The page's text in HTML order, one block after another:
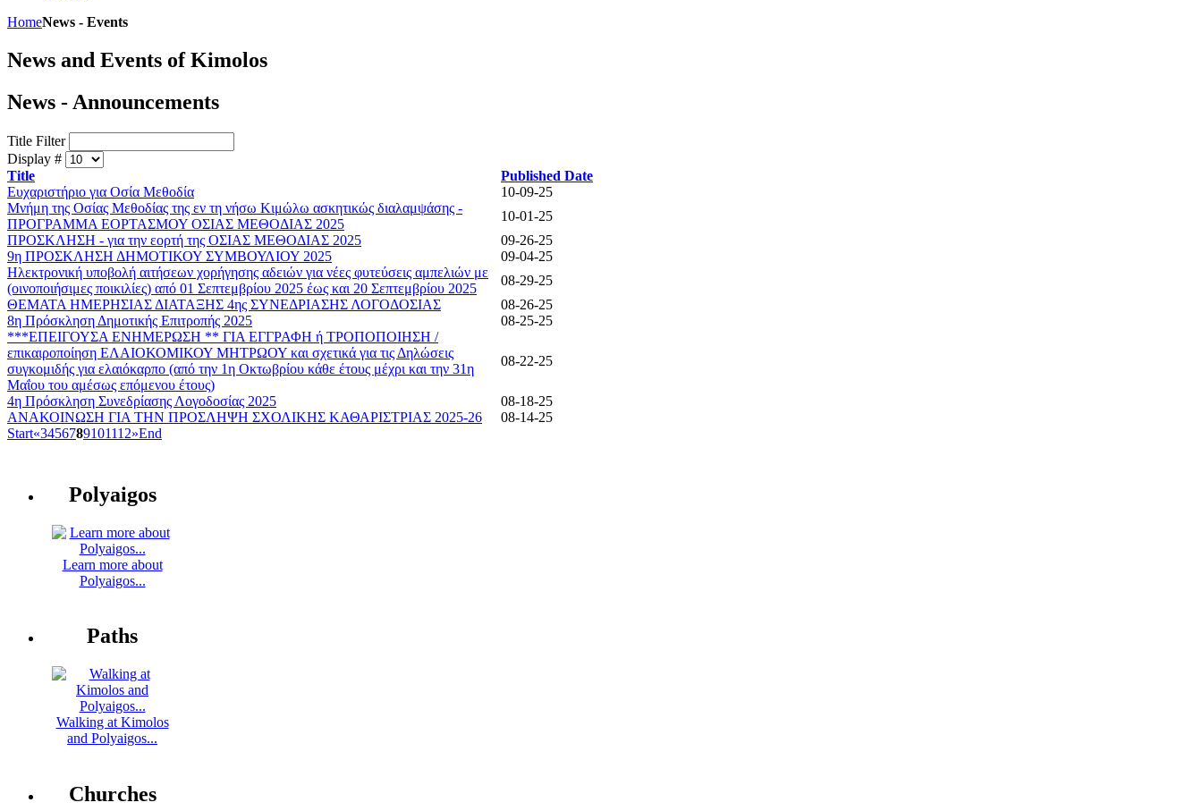
HomeNews - Events
News and Events of Kimolos
News - Announcements
Title Filter
Display #
Title
Published Date
Ευχαριστήριο για Οσία Μεθοδία
10-09-25
Μνήμη της Οσίας Μεθοδίας της εν τη νήσω Κιμώλω ασκητικώς διαλαμψάσης -
ΠΡΟΓΡΑΜΜΑ ΕΟΡΤΑΣΜΟΥ ΟΣΙΑΣ ΜΕΘΟΔΙΑΣ 2025
10-01-25
ΠΡΟΣΚΛΗΣΗ - για την εορτή της ΟΣΙΑΣ ΜΕΘΟΔΙΑΣ 2025
09-26-25
9η ΠΡΟΣΚΛΗΣΗ ΔΗΜΟΤΙΚΟΥ ΣΥΜΒΟΥΛΙΟΥ 2025
09-04-25
Ηλεκτρονική υποβολή αιτήσεων χορήγησης αδειών για νέες φυτεύσεις αμπελιών με
(οινοποιήσιμες ποικιλίες) από 01 Σεπτεμβρίου 2025 έως και 20 Σεπτεμβρίου 2025
08-29-25
ΘΕΜΑΤΑ ΗΜΕΡΗΣΙΑΣ ΔΙΑΤΑΞΗΣ 4ης ΣΥΝΕΔΡΙΑΣΗΣ ΛΟΓΟΔΟΣΙΑΣ
08-26-25
8η Πρόσκληση Δημοτικής Επιτροπής 2025
08-25-25
***ΕΠΕΙΓΟΥΣΑ ΕΝΗΜΕΡΩΣΗ ** ΓΙΑ ΕΓΓΡΑΦΗ ή ΤΡΟΠΟΠΟΙΗΣΗ /
επικαιροποίηση ΕΛΑΙΟΚΟΜΙΚΟΥ ΜΗΤΡΩΟΥ και σχετικά για τις Δηλώσεις
συγκομιδής για ελαιόκαρπο (από την 1η Οκτωβρίου κάθε έτους μέχρι και την 31η
Μαΐου του αμέσως επόμενου έτους)
08-22-25
4η Πρόσκληση Συνεδρίασης Λογοδοσίας 2025
08-18-25
ΑΝΑΚΟΙΝΩΣΗ ΓΙΑ ΤΗΝ ΠΡΟΣΛΗΨΗ ΣΧΟΛΙΚΗΣ ΚΑΘΑΡΙΣΤΡΙΑΣ 2025-26
08-14-25
Start«3456789101112»End
Polyaigos
Learn more about
Polyaigos...
Paths
Walking at Kimolos
and Polyaigos...
Churches